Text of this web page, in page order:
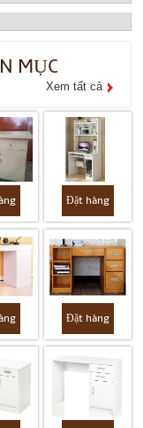
MỤC
Xem tất cả
Đặt hàng
Đặt hàng